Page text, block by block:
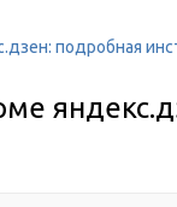
подробная